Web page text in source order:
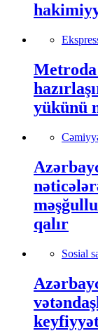
Metroda
yükünü
qalır
Sosial